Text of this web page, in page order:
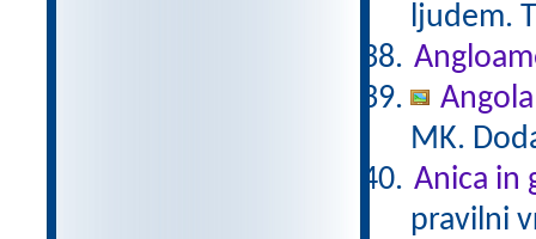
ljudem.
Angola
MK.
Anica in
pravilni